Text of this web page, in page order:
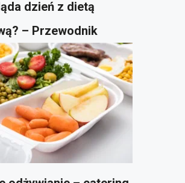
dzień z dietą
– Przewodnik